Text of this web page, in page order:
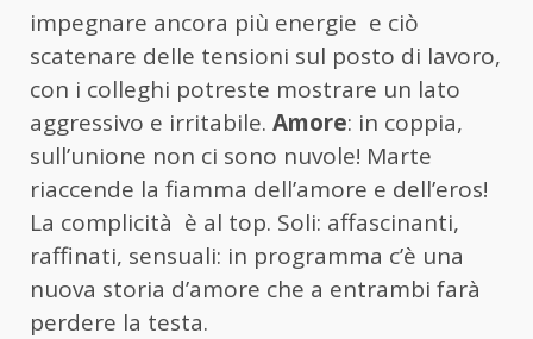
impegnare ancora più energie e ciò
scatenare delle tensioni sul posto di lavoro,
con i colleghi potreste mostrare un lato
aggressivo e irritabile. Amore: in coppia,
sull’unione non ci sono nuvole! Marte
riaccende la fiamma dell’amore e dell’eros!
La complicità è al top. Soli: affascinanti,
raffinati, sensuali: in programma c’è una
nuova storia d’amore che a entrambi farà
perdere la testa.